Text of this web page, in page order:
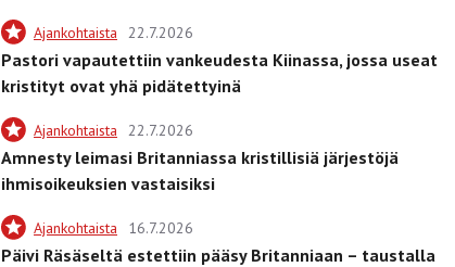
Ajankohtaista 22.7.2026
Pastori vapautettiin vankeudesta Kiinassa, jossa useat
kristityt ovat yhä pidätettyinä
Ajankohtaista 22.7.2026
Amnesty leimasi Britanniassa kristillisiä järjestöjä
ihmisoikeuksien vastaisiksi
Ajankohtaista 16.7.2026
Päivi Räsäseltä estettiin pääsy Britanniaan – taustalla